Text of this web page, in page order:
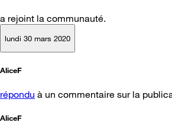
a rejoint la communauté.
lundi 30 mars 2020
AliceF
répondu à un commentaire sur la
AliceF